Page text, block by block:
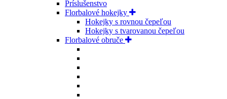
Príslušenstvo
Florbalové hokejky
Hokejky s rovnou čepeľou
Hokejky s tvarovanou čepeľou
Florbalové obruče